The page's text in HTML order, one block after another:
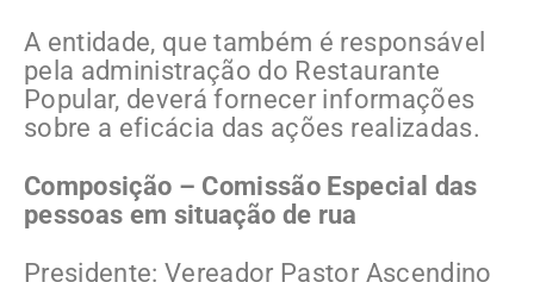
A entidade, que também é responsável
pela administração do Restaurante
Popular, deverá fornecer informações
sobre a eficácia das ações realizadas.
Composição – Comissão Especial das
pessoas em situação de rua
Presidente: Vereador Pastor Ascendino